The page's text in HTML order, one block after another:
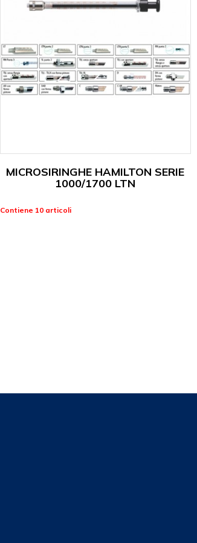
MICROSIRINGHE HAMILTON SERIE
1000/1700 LTN
Contiene 10 articoli